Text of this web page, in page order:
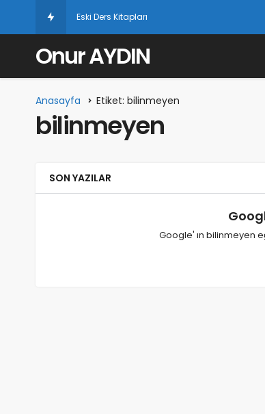
Eski Ders Kitapları
Onur AYDIN
Anasayfa Etiket: bilinmeyen
bilinmeyen
SON YAZILAR
Google' ın bilinmeyen